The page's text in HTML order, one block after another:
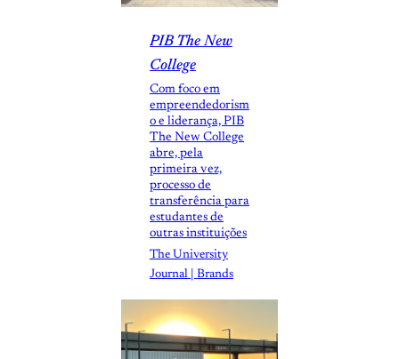
PIB The New
College
Com foco em
empreendedorism
o e liderança, PIB
The New College
abre, pela
primeira vez,
processo de
transferência para
estudantes de
outras instituições
The University
Journal | Brands